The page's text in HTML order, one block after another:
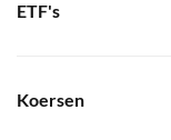
ETF's
Koersen